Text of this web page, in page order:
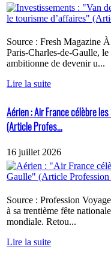
Source : Fresh Magazine
Paris-Charles-de-Gaulle,
ambitionne de devenir u...
Lire la suite
Aérien : Air France célèbre
(Article Profes...
16 juillet 2026
Source : Profession
à sa trentième fête
mondiale. Retou...
Lire la suite